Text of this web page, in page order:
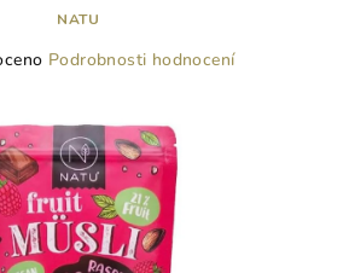
NATU
Podrobnosti hodnocení